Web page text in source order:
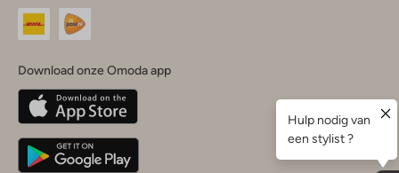
land
Nederland
Belgique(Français)
Deutschland
Download onze Omoda app